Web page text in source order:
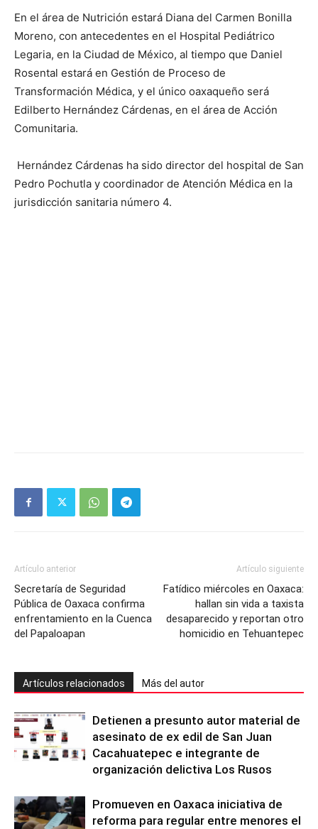
En el área de Nutrición estará Diana del Carmen Bonilla
Moreno, con antecedentes en el Hospital Pediátrico
Legaria, en la Ciudad de México, al tiempo que Daniel
Rosental estará en Gestión de Proceso de
Transformación Médica, y el único oaxaqueño será
Edilberto Hernández Cárdenas, en el área de Acción
Comunitaria.
Hernández Cárdenas ha sido director del hospital de San
Pedro Pochutla y coordinador de Atención Médica en la
jurisdicción sanitaria número 4.
Artículo anterior
Secretaría de Seguridad
Pública de Oaxaca confirma
enfrentamiento en la Cuenca
del Papaloapan
Artículo siguiente
Fatídico miércoles en Oaxaca:
hallan sin vida a taxista
desaparecido y reportan otro
homicidio en Tehuantepec
Artículos relacionados Más del autor
Detienen a presunto autor material de
asesinato de ex edil de San Juan
Cacahuatepec e integrante de
organización delictiva Los Rusos
Promueven en Oaxaca iniciativa de
reforma para regular entre menores el